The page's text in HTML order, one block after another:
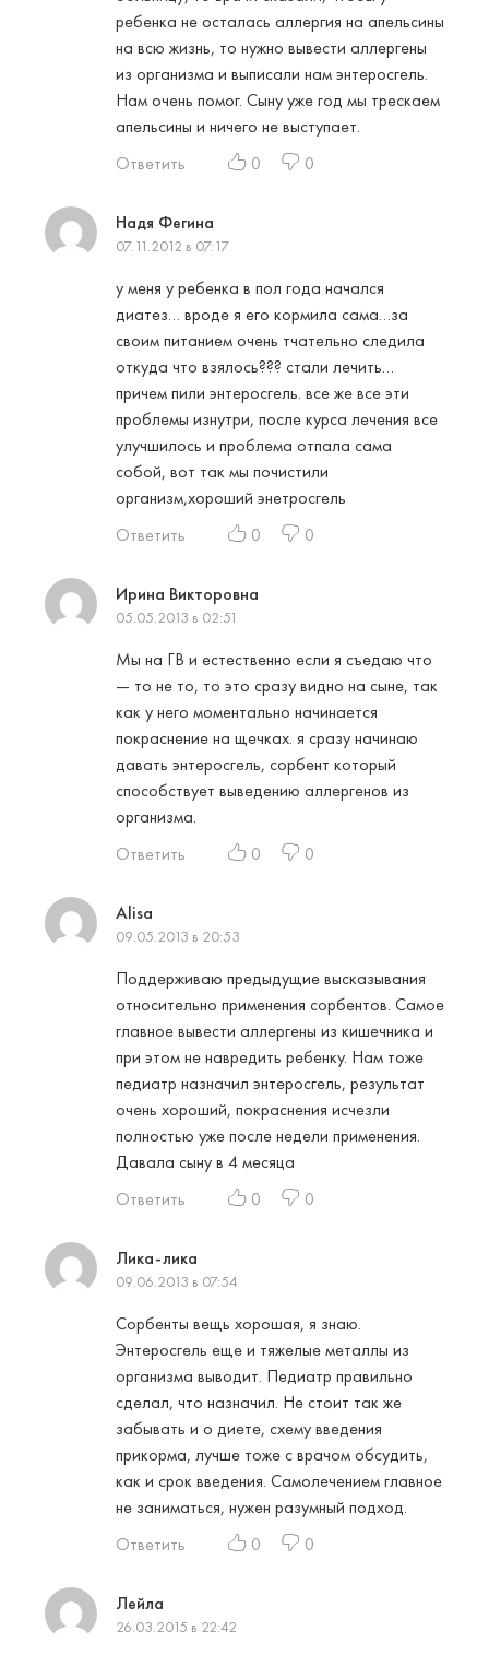
ребенка не осталась аллергия на апельсины
на всю жизнь, то нужно вывести аллергены
из организма и выписали нам энтеросгель.
Нам очень помог. Сыну уже год мы трескаем
апельсины и ничего не выступает.
Ответить
0 0
Надя Фегина
07.11.2012 в 07:17
у меня у ребенка в пол года начался
диатез… вроде я его кормила сама…за
своим питанием очень тчательно следила
откуда что взялось??? стали лечить…
причем пили энтеросгель. все же все эти
проблемы изнутри, после курса лечения все
улучшилось и проблема отпала сама
собой, вот так мы почистили
организм,хороший энетросгель
Ответить
0 0
Ирина Викторовна
05.05.2013 в 02:51
Мы на ГВ и естественно если я съедаю что
— то не то, то это сразу видно на сыне, так
как у него моментально начинается
покраснение на щечках. я сразу начинаю
давать энтеросгель, сорбент который
способствует выведению аллергенов из
организма.
Ответить
0 0
Alisa
09.05.2013 в 20:53
Поддерживаю предыдущие высказывания
относительно применения сорбентов. Самое
главное вывести аллергены из кишечника и
при этом не навредить ребенку. Нам тоже
педиатр назначил энтеросгель, результат
очень хороший, покраснения исчезли
полностью уже после недели применения.
Давала сыну в 4 месяца
Ответить
0 0
Лика-лика
09.06.2013 в 07:54
Сорбенты вещь хорошая, я знаю.
Энтеросгель еще и тяжелые металлы из
организма выводит. Педиатр правильно
сделал, что назначил. Не стоит так же
забывать и о диете, схему введения
прикорма, лучше тоже с врачом обсудить,
как и срок введения. Самолечением главное
не заниматься, нужен разумный подход.
Ответить
0 0
Лейла
26.03.2015 в 22:42